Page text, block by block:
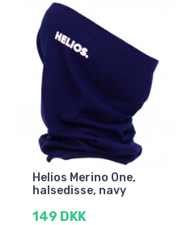
Helios Merino One,
halsedisse, navy
149 DKK